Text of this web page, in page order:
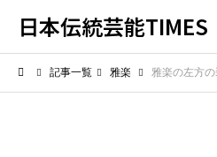
日本伝統芸能TIMES
記事一覧 雅楽 雅楽の左方の装束の